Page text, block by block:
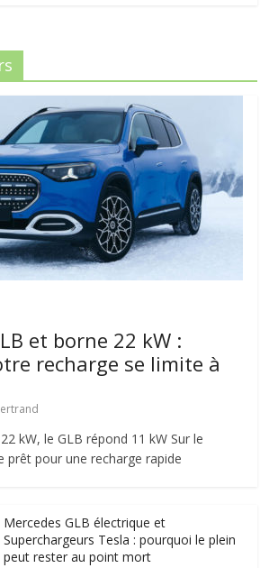
et borne 22 kW :
recharge se limite à
kW, le GLB répond 11 kW Sur le
prêt pour une recharge rapide
Mercedes GLB électrique et
Superchargeurs Tesla : pourquoi le plein
peut rester au point mort